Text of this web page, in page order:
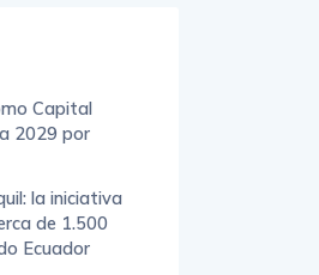
Capital
2029 por
la iniciativa
de 1.500
Ecuador